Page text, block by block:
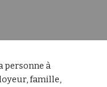
personne à
famille,